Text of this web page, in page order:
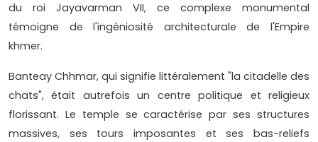
du roi Jayavarman VII, ce complexe monumental
témoigne de l'ingéniosité architecturale de l'Empire
khmer.
Banteay Chhmar, qui signifie littéralement "la citadelle des
chats", était autrefois un centre politique et religieux
florissant. Le temple se caractérise par ses structures
massives, ses tours imposantes et ses bas-reliefs